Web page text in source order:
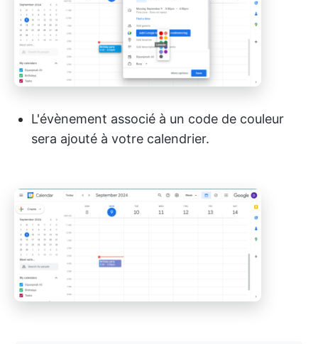
L'évènement associé à un code de couleur
sera ajouté à votre calendrier.